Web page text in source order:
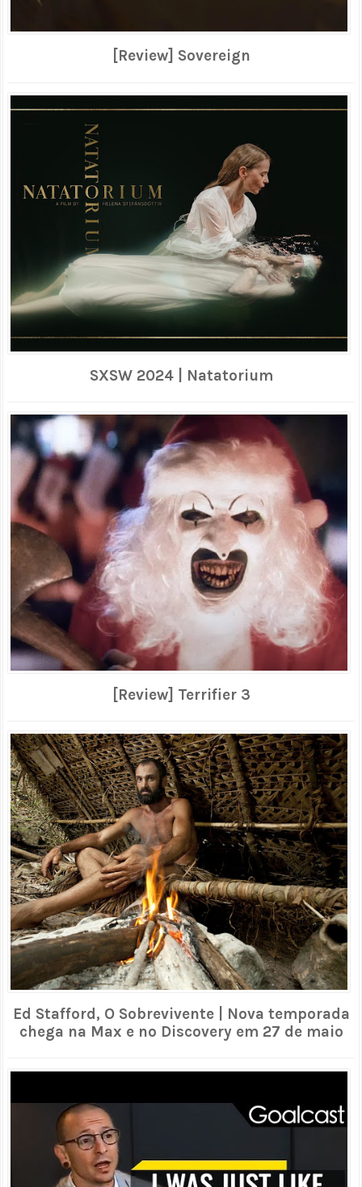
[Review] Sovereign
SXSW 2024 | Natatorium
[Review] Terrifier 3
Ed Stafford, O Sobrevivente | Nova temporada
chega na Max e no Discovery em 27 de maio